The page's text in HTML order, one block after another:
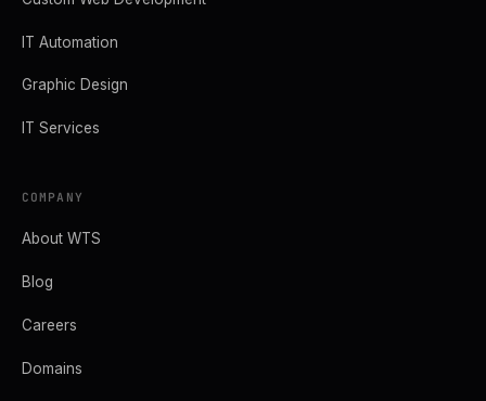
IT Automation
Graphic Design
IT Services
COMPANY
About WTS
Blog
Careers
Domains